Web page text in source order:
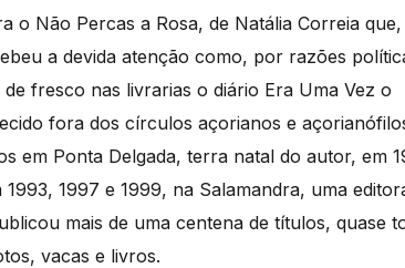
o Não Percas a Rosa, de Natália Correia
a devida atenção como, por razões
fresco nas livrarias o diário Era Uma Vez o
fora dos círculos açorianos e
em Ponta Delgada, terra natal do autor, em
1997 e 1999, na Salamandra, uma
mais de uma centena de títulos, quase
vacas e livros.